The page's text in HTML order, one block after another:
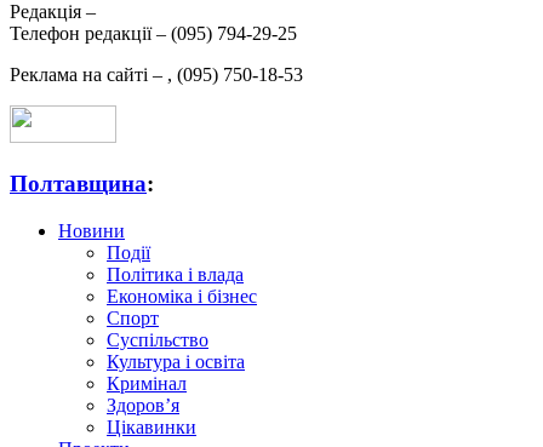
Редакція –
Телефон редакції – (095) 794-29-25
Реклама на сайті – , (095) 750-18-53
Полтавщина:
Новини
Події
Політика і влада
Економіка і бізнес
Спорт
Суспільство
Культура і освіта
Кримінал
Здоров’я
Цікавинки